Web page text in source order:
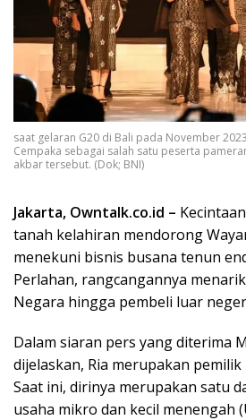
saat gelaran G20 di Bali pada November
Cempaka sebagai salah satu peserta
akbar tersebut. (Dok; BNI)
Jakarta, Owntalk.co.id –
tanah kelahiran mendorong
menekuni bisnis busana tenun
Perlahan, rangcangannya
Negara hingga pembeli luar
Dalam siaran pers yang diterima
dijelaskan, Ria merupakan pemilik
Saat ini, dirinya merupakan satu
usaha mikro dan kecil menengah